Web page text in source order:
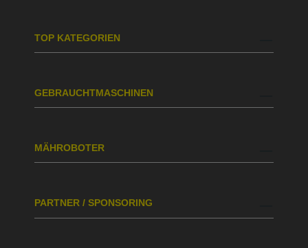
TOP KATEGORIEN
GEBRAUCHTMASCHINEN
MÄHROBOTER
PARTNER / SPONSORING